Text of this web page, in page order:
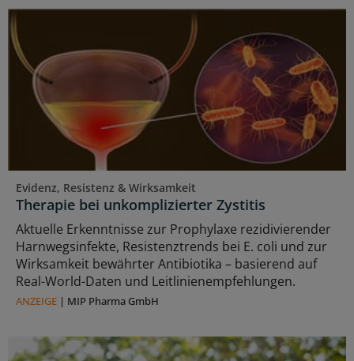
Evidenz, Resistenz & Wirksamkeit
Therapie bei unkomplizierter Zystitis
Aktuelle Erkenntnisse zur Prophylaxe rezidivierender
Harnwegsinfekte, Resistenztrends bei E. coli und zur
Wirksamkeit bewährter Antibiotika – basierend auf
Real-World-Daten und Leitlinienempfehlungen.
ANZEIGE | MIP Pharma GmbH